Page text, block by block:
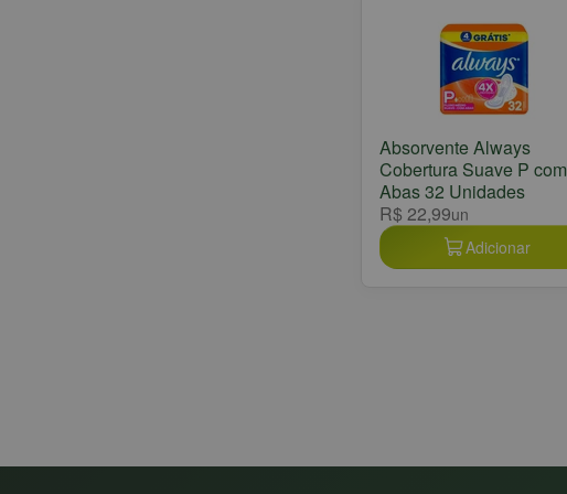
Absorvente Always
Cobertura Suave P com
Abas 32 Unidades
R$ 22,99un
Adicionar